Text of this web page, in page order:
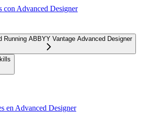
con Advanced Designer
Running ABBYY Vantage Advanced Designer
en Advanced Designer